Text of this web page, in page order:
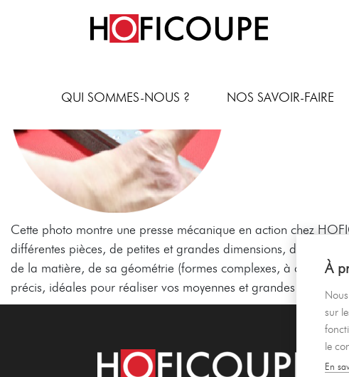
QUI SOMMES-NOUS ? NOS SAVOIR-FAIRE
Cette photo montre une presse mécanique en action chez
différentes pièces, de petites et grandes dimensions, d’un
de la matière, de sa géométrie (formes complexes, à crans…)
précis, idéales pour réaliser vos moyennes et grandes séries.
À
sur
le
En